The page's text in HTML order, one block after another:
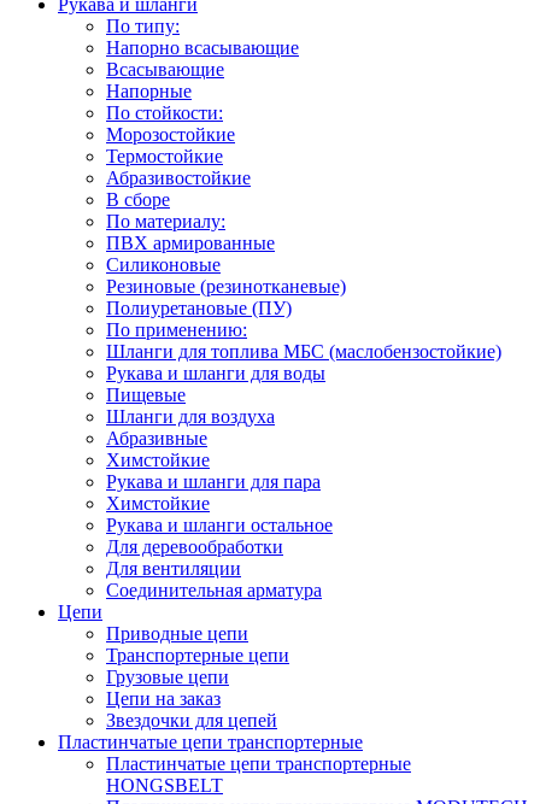
Рукава и шланги
По типу:
Напорно всасывающие
Всасывающие
Напорные
По стойкости:
Морозостойкие
Термостойкие
Абразивостойкие
В сборе
По материалу:
ПВХ армированные
Силиконовые
Резиновые (резинотканевые)
Полиуретановые (ПУ)
По применению:
Шланги для топлива МБС (маслобензостойкие)
Рукава и шланги для воды
Пищевые
Шланги для воздуха
Абразивные
Химстойкие
Рукава и шланги для пара
Химстойкие
Рукава и шланги остальное
Для деревообработки
Для вентиляции
Соединительная арматура
Цепи
Приводные цепи
Транспортерные цепи
Грузовые цепи
Цепи на заказ
Звездочки для цепей
Пластинчатые цепи транспортерные
Пластинчатые цепи транспортерные
HONGSBELT